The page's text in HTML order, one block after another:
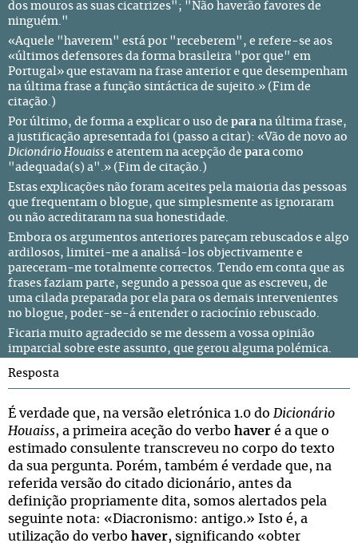
dos mouros as suas cicatrizes"; "Não haverão favores de
ninguém."
«Aquele "haverem" está por "receberem", e refere-se aos
«últimos defensores da forma brasileira "por que" em
Portugal» que estavam na frase anterior e que desempenham
na última frase a função sintáctica de sujeito.» (Fim de
citação.)
Por último, de forma a explicar o uso de para na última frase,
a justificação apresentada foi (passo a citar): «Vão de novo ao
Dicionário Houaiss e atentem na acepção de para como
"adequada(s) a".» (Fim de citação.)
Estas explicações não foram aceites pela maioria das pessoas
que frequentam o blogue, que simplesmente as ignoraram
ou não acreditaram na sua honestidade.
Embora os argumentos anteriores pareçam rebuscados e algo
ardilosos, limitei-me a analisá-los objectivamente e
pareceram-me totalmente correctos. Tendo em conta que as
frases faziam parte, segundo a pessoa que as escreveu, de
uma cilada preparada por ela para os demais intervenientes
no blogue, poder-se-á entender o raciocínio rebuscado.
Ficaria muito agradecido se me dessem a vossa opinião
imparcial sobre este assunto, que gerou alguma polémica.
Resposta
É verdade que, na versão eletrónica 1.0 do Dicionário
Houaiss, a primeira aceção do verbo haver é a que o
estimado consulente transcreveu no corpo do texto
da sua pergunta. Porém, também é verdade que, na
referida versão do citado dicionário, antes da
definição propriamente dita, somos alertados pela
seguinte nota: «Diacronismo: antigo.» Isto é, a
utilização do verbo haver, significando «obter